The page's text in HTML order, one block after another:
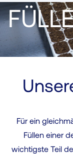
Für ein
Füllen einer
wichtigste Teil